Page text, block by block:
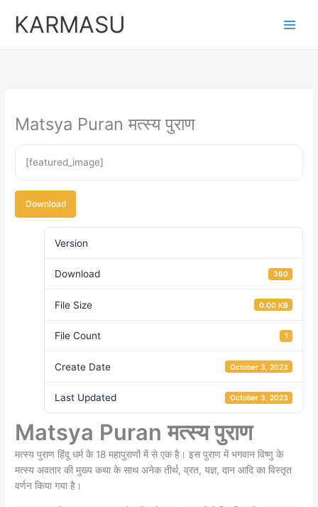
KARMASU
Matsya Puran मत्स्य पुराण
[featured_image]
Download
Version
Download 360
File Size 0.00 KB
File Count 1
Create Date October 3, 2023
Last Updated October 3, 2023
Matsya Puran मत्स्य पुराण
मत्स्य पुराण हिंदू धर्म के 18 महापुराणों में से एक है। इस पुराण में भगवान विष्णु के
मत्स्य अवतार की मुख्य कथा के साथ अनेक तीर्थ, व्रत, यज्ञ, दान आदि का विस्तृत
वर्णन किया गया है।